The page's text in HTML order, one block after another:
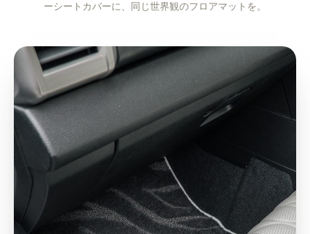
ーシートカバーに、同じ世界観のフロアマットを。